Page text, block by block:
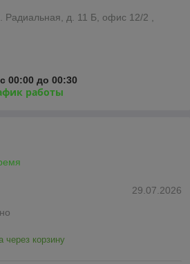
Радиальная, д. 11 Б, офис 12/2 ,
00:00 до 00:30
работы
29.07.2026
через корзину